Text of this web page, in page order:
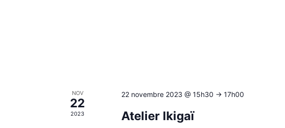
NOV
22
2023
22 novembre 2023 @ 15h30 -> 17h00
Atelier Ikigaï